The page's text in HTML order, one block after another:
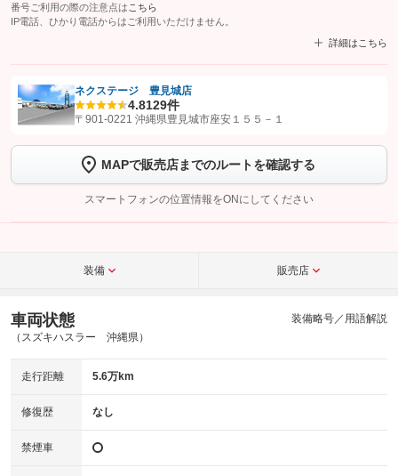
番号ご利用の際の注意点は こちら
IP電話、ひかり電話からはご利用いただけません。
詳細はこちら
【STEP1】認証画面でグーネットを友だち追加してから「許可する」ボタンを押
トーク画面で
ボタンをタップして問い合わせを
完了してください。
こちら
ネクステージ 豊見城店
4.8129件
〒901-0221 沖縄県豊見城市座安１５５－１
MAPで販売店までのルートを確認する
スマートフォンの位置情報をONにしてください
装備 販売店
車両状態
（スズキハスラー 沖縄県）
装備略号／用語解説
走行距離 5.6万km
修復歴 なし
禁煙車